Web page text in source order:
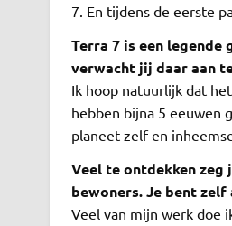
7. En tijdens de eerste
Terra 7 is een legende
verwacht jij daar aan
Ik hoop natuurlijk dat
hebben bijna 5 eeuwen
planeet zelf en
Veel te ontdekken zeg
bewoners. Je bent
Veel van mijn werk doe